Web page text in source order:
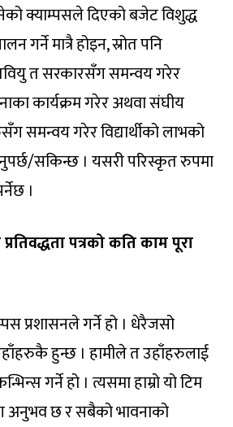
क्याम्पसले दिएको बजेट विशुद्ध
गर्ने मात्रै होइन, स्रोत पनि
त सरकारसँग समन्वय गरेर
कार्यक्रम गरेर अथवा संघीय
समन्वय गरेर विद्यार्थीको लाभको
सकिन्छ । यसरी परिस्कृत रुपमा
।
पत्रको कति काम पूरा
प्रशासनले गर्ने हो । धेरैजसो
हुन्छ । हामीले त उहाँहरुलाई
गर्ने हो । त्यसमा हाम्रो यो टिम
अनुभव छ र सबैको भावनाको